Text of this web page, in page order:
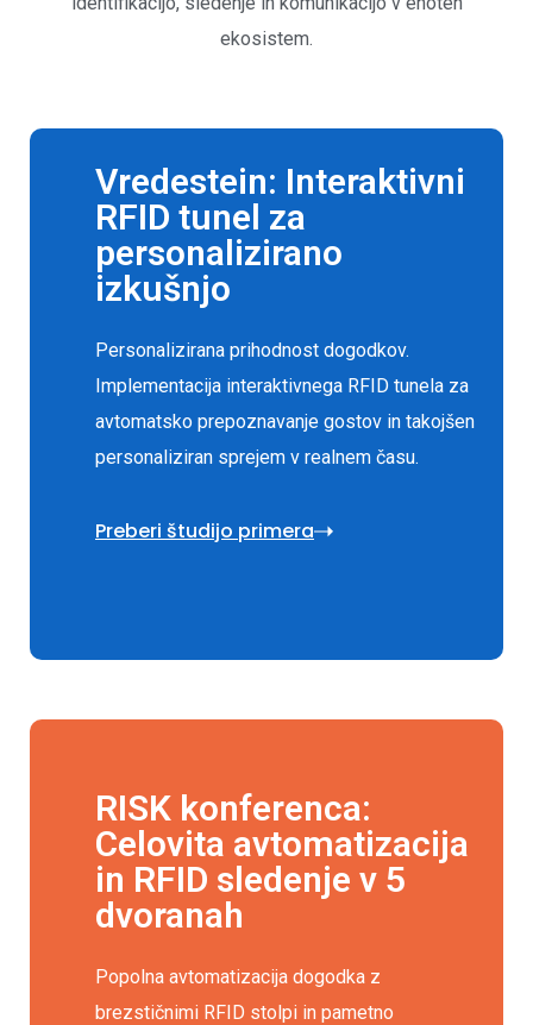
ekosistem.
Vredestein: Interaktivni
RFID tunel za
personalizirano
izkušnjo
Personalizirana prihodnost dogodkov.
Implementacija interaktivnega RFID tunela za
avtomatsko prepoznavanje gostov in takojšen
personaliziran sprejem v realnem času.
Preberi študijo primera
RISK konferenca:
Celovita avtomatizacija
in RFID sledenje v 5
dvoranah
Popolna avtomatizacija dogodka z
brezstičnimi RFID stolpi in pametno